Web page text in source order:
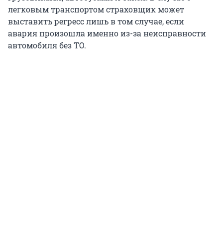
легковым транспортом страховщик может
выставить регресс лишь в том случае, если
авария произошла именно из-за неисправности
автомобиля без ТО.